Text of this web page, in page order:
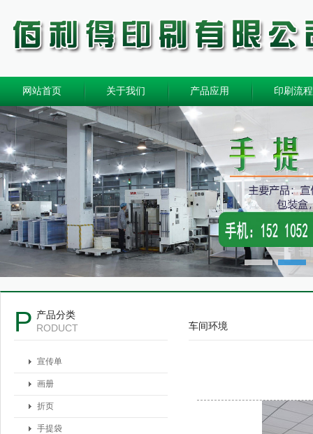
网站首页 关于我们 产品应用 印刷流程
P 产品分类
RODUCT
宣传单
画册
折页
手提袋
车间环境